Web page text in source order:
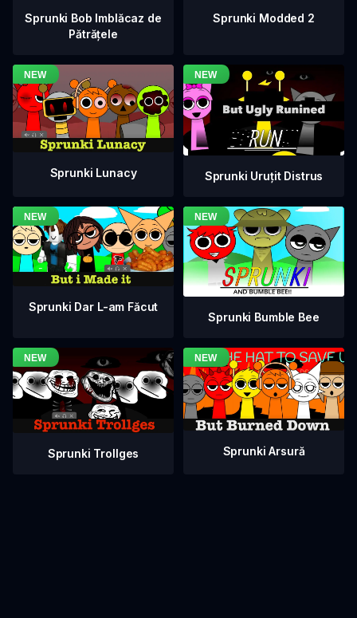
Sprunki Bob Imblăcaz de
Pătrățele
Sprunki Modded 2
Sprunki Lunacy Sprunki Uruțit Distrus
Sprunki Dar L-am Făcut
Sprunki Bumble Bee
Sprunki Trollges Sprunki Arsură